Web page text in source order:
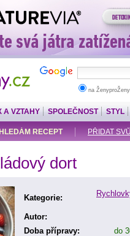
na
A VZTAHY SPOLEČNOST STYL
HLEDÁM RECEPT PŘIDAT
dort
Kategorie:
Autor:
Doba přípravy:
do